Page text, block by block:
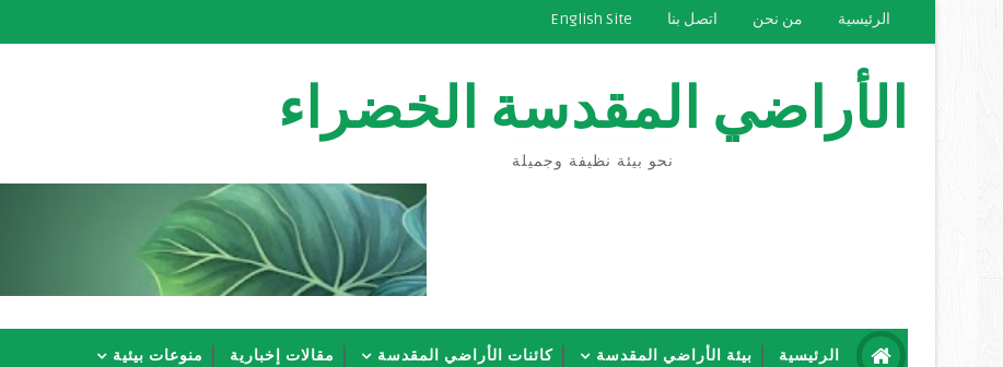
الرئيسية من نحن اتصل بنا English Site
الأراضي المقدسة الخضراء
نحو بيئة نظيفة وجميلة
الرئيسية بيئة الأراضي المقدسة كائنات الأراضي المقدسة مقالات إخبارية منوعات بيئية